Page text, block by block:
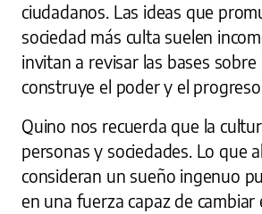
ciudadanos. Las ideas que
sociedad más culta suelen
invitan a revisar las bases sobre
construye el poder y el
Quino nos recuerda que la
personas y sociedades. Lo que
consideran un sueño ingenuo
en una fuerza capaz de cambiar